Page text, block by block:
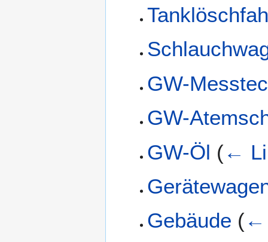
GW-
GW-
GW-Öl (←
Gebäude (←